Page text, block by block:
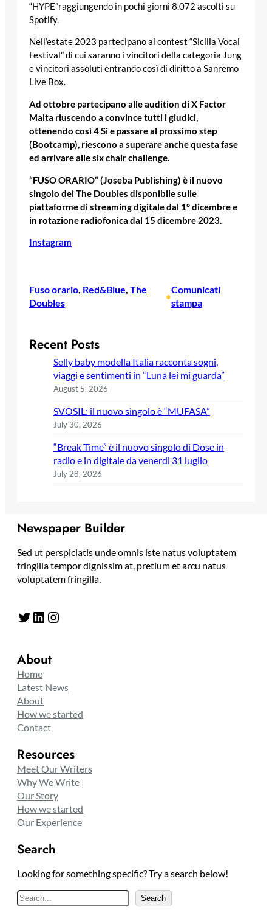
“HYPE”raggiungendo in pochi giorni 8.072 ascolti su
Spotify.
Nell’estate 2023 partecipano al contest “Sicilia Vocal
Festival” di cui saranno i vincitori della categoria Jung
e vincitori assoluti entrando così di diritto a Sanremo
Live Box.
Ad ottobre partecipano alle audition di X Factor
Malta riuscendo a convince tutti i giudici,
ottenendo così 4 Si e passare al prossimo step
(Bootcamp), riescono a superare anche questa fase
ed arrivare alle six chair challenge.
“FUSO ORARIO” (Joseba Publishing) è il nuovo
singolo dei The Doubles disponibile sulle
piattaforme di streaming digitale dal 1° dicembre e
in rotazione radiofonica dal 15 dicembre 2023.
Instagram
Fuso orario, Red&Blue, The
Doubles
•
Comunicati
stampa
Recent Posts
Selly baby modella Italia racconta sogni,
viaggi e sentimenti in “Luna lei mi guarda”
August 5, 2026
SVOSIL: il nuovo singolo è “MUFASA”
July 30, 2026
“Break Time” è il nuovo singolo di Dose in
radio e in digitale da venerdì 31 luglio
July 28, 2026
Newspaper Builder
Sed ut perspiciatis unde omnis iste natus voluptatem
fringilla tempor dignissim at, pretium et arcu natus
voluptatem fringilla.
Twitter LinkedIn Instagram
About
Home
Latest News
About
How we started
Contact
Resources
Meet Our Writers
Why We Write
Our Story
How we started
Our Experience
Search
Looking for something specific? Try a search below!
S Search